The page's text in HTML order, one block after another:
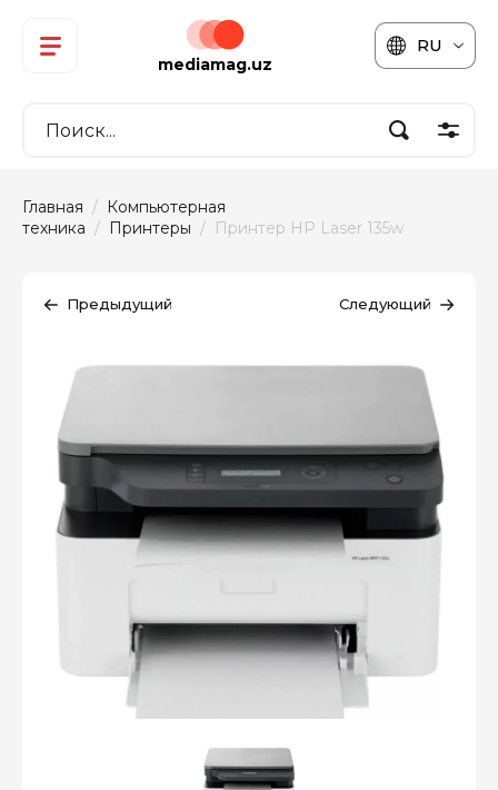
mediamag.uz
RU
Главная / Компьютерная
техника / Принтеры /  Принтер HP Laser 135w
Предыдущий Следующий